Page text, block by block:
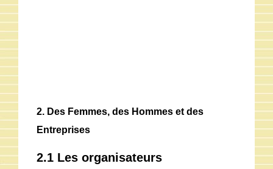
2. Des Femmes, des Hommes et des
Entreprises
2.1 Les organisateurs